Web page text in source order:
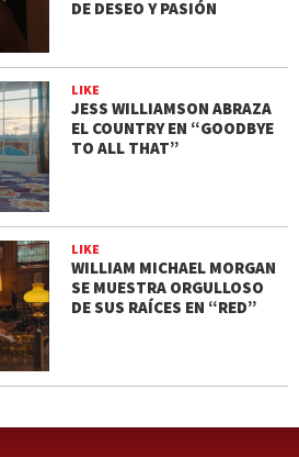
DE DESEO Y PASIÓN
LIKE
JESS WILLIAMSON ABRAZA
EL COUNTRY EN “GOODBYE
TO ALL THAT”
LIKE
WILLIAM MICHAEL MORGAN
SE MUESTRA ORGULLOSO
DE SUS RAÍCES EN “RED”